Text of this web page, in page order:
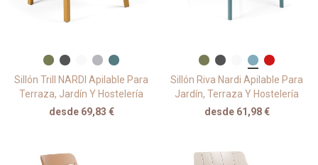
Sillón Trill NARDI Apilable Para
Terraza, Jardín Y Hostelería
desde 69,83 €
Sillón Riva Nardi Apilable Para
Jardín, Terraza Y Hostelería
desde 61,98 €